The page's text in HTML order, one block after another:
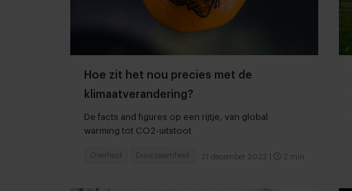
Hoe zit het nou precies met de
klimaatverandering?
De facts and figures op een rijtje, van global
warming tot CO2-uitstoot
21 december 2022 2 min
Overheid Duurzaamheid